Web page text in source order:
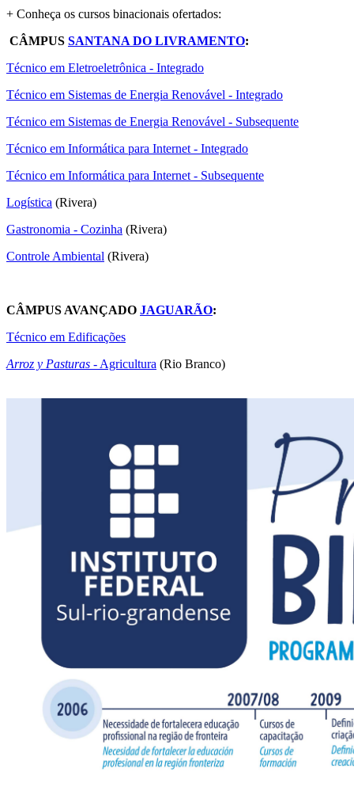
+ Conheça os cursos binacionais ofertados:
CÂMPUS SANTANA DO LIVRAMENTO:
Técnico em Eletroeletrônica - Integrado
Técnico em Sistemas de Energia Renovável - Integrado
Técnico em Sistemas de Energia Renovável - Subsequente
Técnico em Informática para Internet - Integrado
Técnico em Informática para Internet - Subsequente
Logística (Rivera)
Gastronomia - Cozinha (Rivera)
Controle Ambiental (Rivera)
CÂMPUS AVANÇADO JAGUARÃO:
Técnico em Edificações
Arroz y Pasturas - Agricultura (Rio Branco)